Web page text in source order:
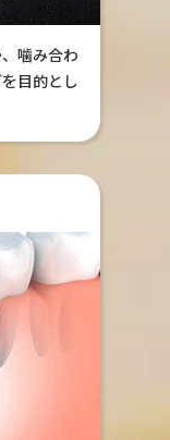
噛み合わ
目的とし